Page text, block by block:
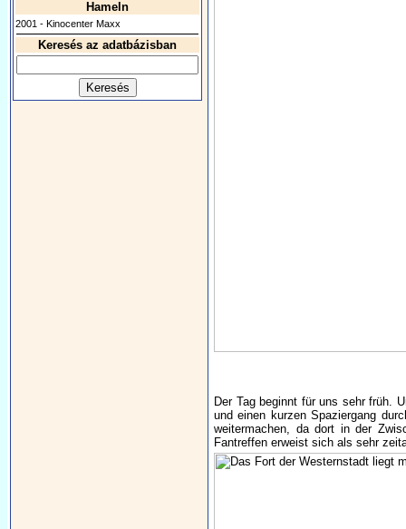
Hameln
2001 - Kinocenter Maxx
Keresés az adatbázisban
Der Tag beginnt für uns sehr früh.
und einen kurzen Spaziergang
weitermachen, da dort in der
Fantreffen erweist sich als sehr